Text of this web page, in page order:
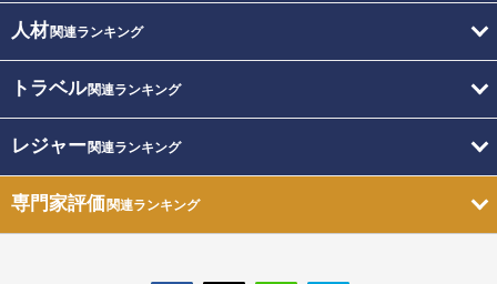
人材関連ランキング
トラベル関連ランキング
レジャー関連ランキング
専門家評価関連ランキング